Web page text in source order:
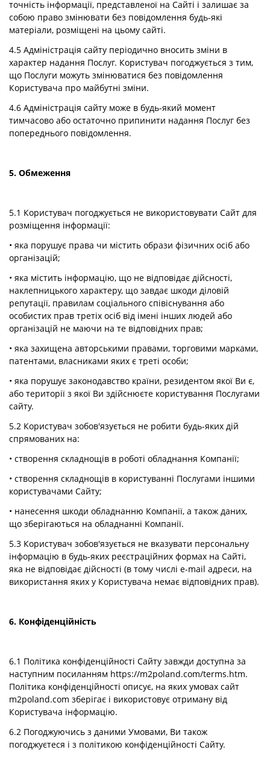
точність інформації, представленої на Сайті і залишає за
собою право змінювати без повідомлення будь-які
матеріали, розміщені на цьому сайті.
4.5 Адміністрація сайту періодично вносить зміни в
характер надання Послуг. Користувач погоджується з тим,
що Послуги можуть змінюватися без повідомлення
Користувача про майбутні зміни.
4.6 Адміністрація сайту може в будь-який момент
тимчасово або остаточно припинити надання Послуг без
попереднього повідомлення.
5. Обмеження
5.1 Користувач погоджується не використовувати Сайт для
розміщення інформації:
• яка порушує права чи містить образи фізичних осіб або
організацій;
• яка містить інформацію, що не відповідає дійсності,
наклепницького характеру, що завдає шкоди діловій
репутації, правилам соціального співіснування або
особистих прав третіх осіб від імені інших людей або
організацій не маючи на те відповідних прав;
• яка захищена авторськими правами, торговими марками,
патентами, власниками яких є треті особи;
• яка порушує законодавство країни, резидентом якої Ви є,
або території з якої Ви здійснюєте користування Послугами
сайту.
5.2 Користувач зобов'язується не робити будь-яких дій
спрямованих на:
• створення складнощів в роботі обладнання Компанії;
• створення складнощів в користуванні Послугами іншими
користувачами Сайту;
• нанесення шкоди обладнанню Компанії, а також даних,
що зберігаються на обладнанні Компанії.
5.3 Користувач зобов'язується не вказувати персональну
інформацію в будь-яких реєстраційних формах на Сайті,
яка не відповідає дійсності (в тому числі e-mail адреси, на
використання яких у Користувача немає відповідних прав).
6. Конфіденційність
6.1 Політика конфіденційності Сайту завжди доступна за
наступним посиланням https://m2poland.com/terms.htm.
Політика конфіденційності описує, на яких умовах сайт
m2poland.com зберігає і використовує отриману від
Користувача інформацію.
6.2 Погоджуючись з даними Умовами, Ви також
погоджуєтеся і з політикою конфіденційності Сайту.